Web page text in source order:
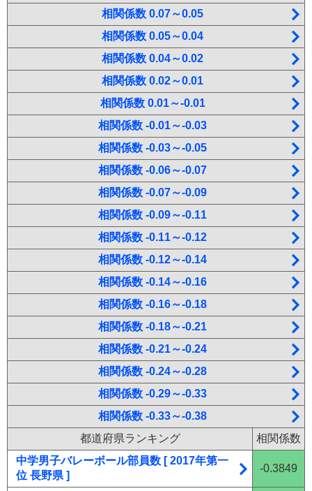
相関係数 0.07～0.05
相関係数 0.05～0.04
相関係数 0.04～0.02
相関係数 0.02～0.01
相関係数 0.01～-0.01
相関係数 -0.01～-0.03
相関係数 -0.03～-0.05
相関係数 -0.06～-0.07
相関係数 -0.07～-0.09
相関係数 -0.09～-0.11
相関係数 -0.11～-0.12
相関係数 -0.12～-0.14
相関係数 -0.14～-0.16
相関係数 -0.16～-0.18
相関係数 -0.18～-0.21
相関係数 -0.21～-0.24
相関係数 -0.24～-0.28
相関係数 -0.29～-0.33
相関係数 -0.33～-0.38
都道府県ランキング
相関係数
中学男子バレーボール部員数 [ 2017年第一
位 長野県 ]
-0.3849